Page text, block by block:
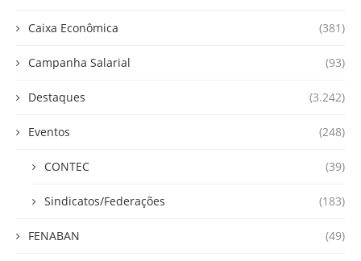
Caixa Econômica (381)
Campanha Salarial (93)
Destaques (3.242)
Eventos (248)
CONTEC (39)
Sindicatos/Federações (183)
FENABAN (49)